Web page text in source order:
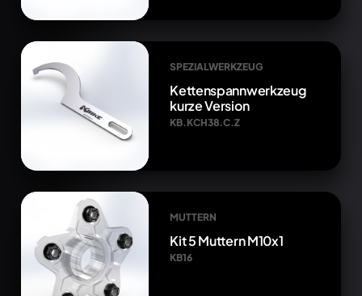
SPEZIALWERKZEUG
Kettenspannwerkzeug
kurze Version
KB.KCH38.C.Z
MUTTERN
Kit 5 Muttern M10x1
KB16